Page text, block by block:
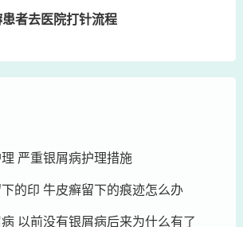
者去医院打针流程
严重银屑病护理措施
的印 牛皮癣留下的痕迹怎么办
以前没有银屑病后来为什么有了